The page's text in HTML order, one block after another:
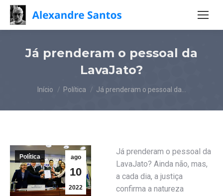
Já prenderam o pessoal da
LavaJato?
Você está aqui:
Início Política Já prenderam o pessoal da…
ago
10
2022
Política
Já prenderam o pessoal da
LavaJato? Ainda não, mas,
a cada dia, a justiça
confirma a natureza